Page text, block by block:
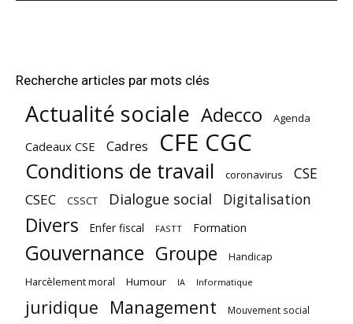
Recherche articles par mots clés
Actualité sociale Adecco Agenda
Cadeaux CSE Cadres CFE CGC
Conditions de travail coronavirus CSE
CSEC CSSCT Dialogue social Digitalisation
Divers Enfer fiscal FASTT Formation
Gouvernance Groupe Handicap
Harcèlement moral Humour IA Informatique
juridique Management Mouvement social